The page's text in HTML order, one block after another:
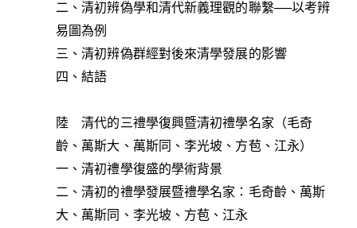
二、清初辨偽學和清代新義理觀的聯繫──以考辨
易圖為例
三、清初辨偽群經對後來清學發展的影響
四、結語
陸 清代的三禮學復興暨清初禮學名家（毛奇
齡、萬斯大、萬斯同、李光坡、方苞、江永）
一、清初禮學復盛的學術背景
二、清初的禮學發展暨禮學名家：毛奇齡、萬斯
大、萬斯同、李光坡、方苞、江永